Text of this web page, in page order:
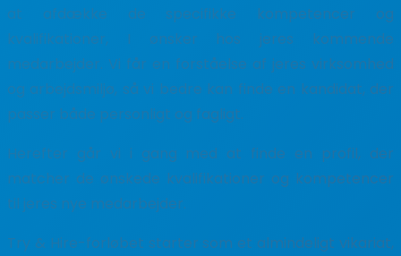
at afdække de specifikke kompetencer og
kvalifikationer, I ønsker hos jeres kommende
medarbejder. Vi får en forståelse af jeres virksomhed
og arbejdsmiljø, så vi bedre kan finde en kandidat, der
passer både personligt og fagligt.
Herefter går vi i gang med at finde en profil, der
matcher de ønskede kvalifikationer og kompetencer
til jeres nye medarbejder.
Try & Hire-forløbet starter som et almindeligt vikariat,